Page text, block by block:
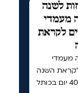
לשנה
מעמדי
לקראת
מעמדי
השנה
החדשה: תפילת 40 יום בכותל